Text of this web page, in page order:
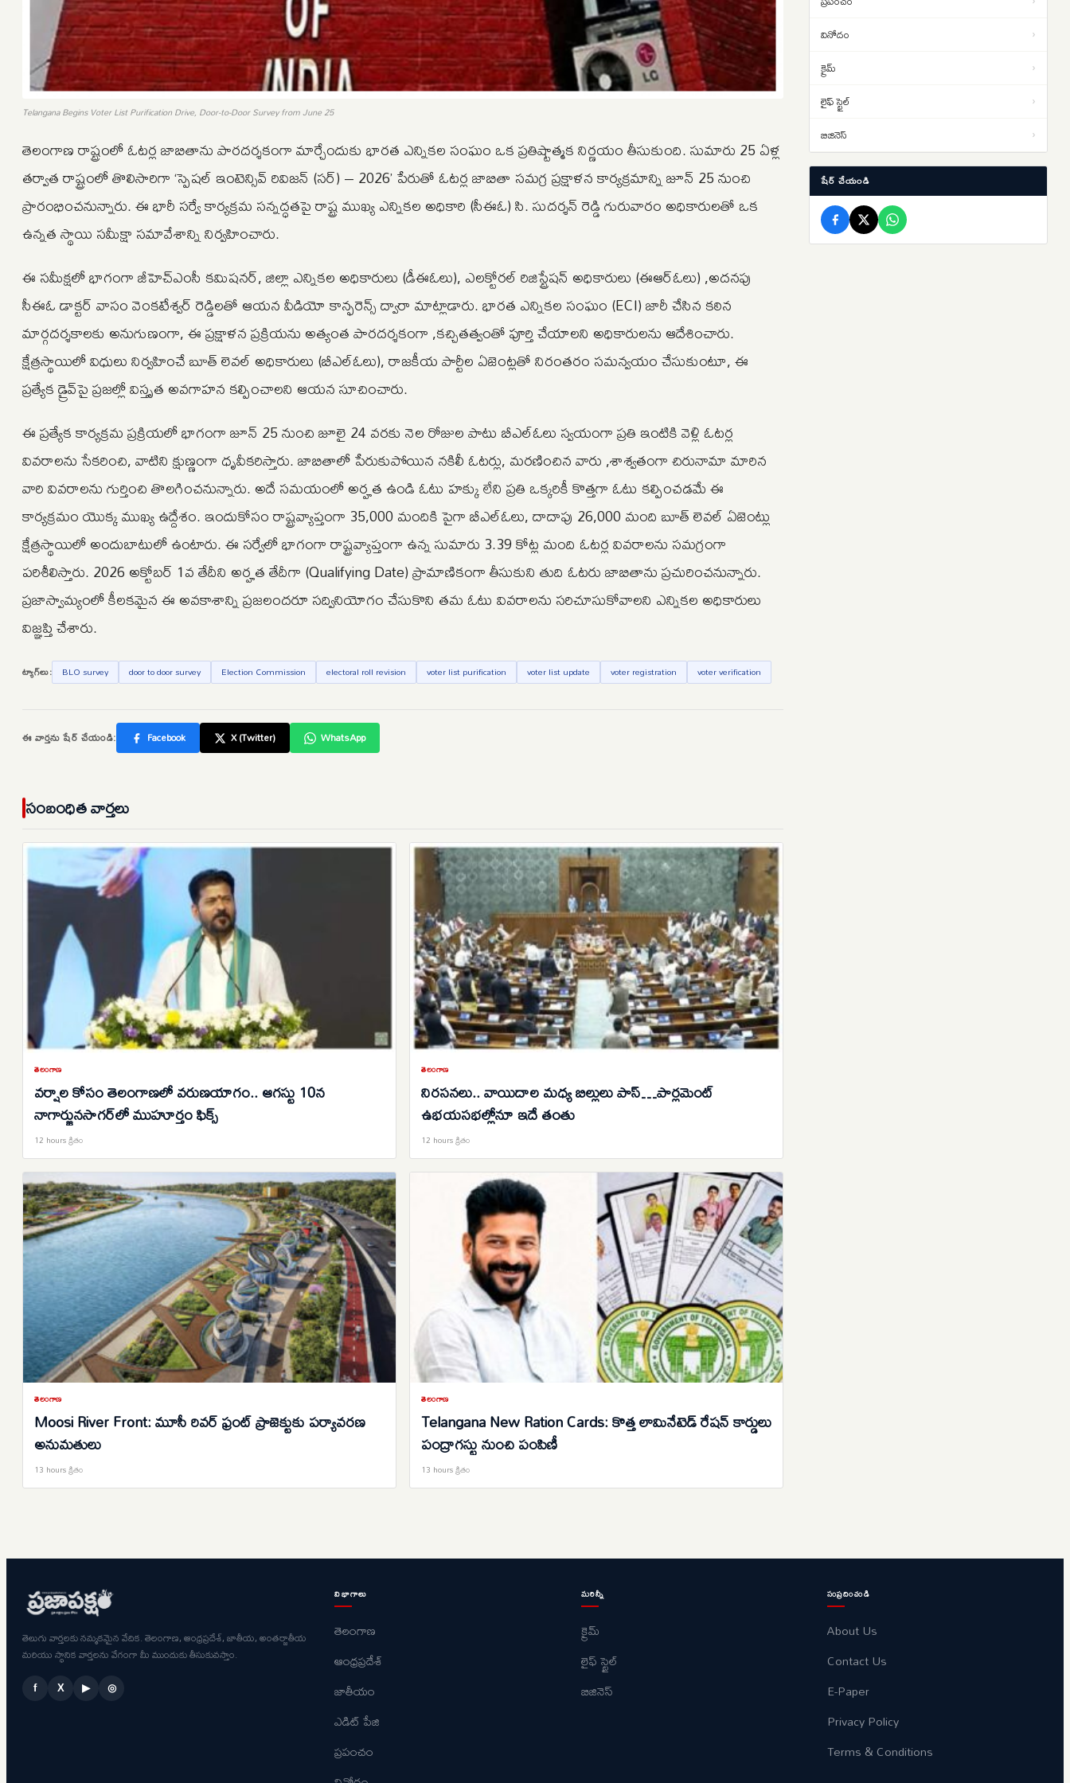
Telangana Begins Voter List Purification Drive, Door-to-Door Survey from June 25
తెలంగాణ రాష్ట్రంలో ఓటర్ల జాబితాను పారదర్శకంగా మార్చేందుకు భారత ఎన్నికల సంఘం ఒక ప్రతిష్టాత్మక నిర్ణయం తీసుకుంది. సుమారు 25 ఏళ్ల
తర్వాత రాష్ట్రంలో తొలిసారిగా ‘స్పెషల్ ఇంటెన్సివ్ రివిజన్ (సర్) – 2026’ పేరుతో ఓటర్ల జాబితా సమగ్ర ప్రక్షాళన కార్యక్రమాన్ని జూన్ 25 నుంచి
ప్రారంభించనున్నారు. ఈ భారీ సర్వే కార్యక్రమ సన్నద్ధతపై రాష్ట్ర ముఖ్య ఎన్నికల అధికారి (సీఈఓ) సి. సుదర్శన్ రెడ్డి గురువారం అధికారులతో ఒక
ఉన్నత స్థాయి సమీక్షా సమావేశాన్ని నిర్వహించారు.
ఈ సమీక్షలో భాగంగా జీహెచ్ఎంసీ కమిషనర్, జిల్లా ఎన్నికల అధికారులు (డీఈఓలు), ఎలక్టోరల్ రిజిస్ట్రేషన్ అధికారులు (ఈఆర్ఓలు) ,అదనపు
సీఈఓ డాక్టర్ వాసం వెంకటేశ్వర్ రెడ్డిలతో ఆయన వీడియో కాన్ఫరెన్స్ ద్వారా మాట్లాడారు. భారత ఎన్నికల సంఘం (ECI) జారీ చేసిన కఠిన
మార్గదర్శకాలకు అనుగుణంగా, ఈ ప్రక్షాళన ప్రక్రియను అత్యంత పారదర్శకంగా ,కచ్చితత్వంతో పూర్తి చేయాలని అధికారులను ఆదేశించారు.
క్షేత్రస్థాయిలో విధులు నిర్వహించే బూత్ లెవల్ అధికారులు (బీఎల్ఓలు), రాజకీయ పార్టీల ఏజెంట్లతో నిరంతరం సమన్వయం చేసుకుంటూ, ఈ
ప్రత్యేక డ్రైవ్‌పై ప్రజల్లో విస్తృత అవగాహన కల్పించాలని ఆయన సూచించారు.
ఈ ప్రత్యేక కార్యక్రమ ప్రక్రియలో భాగంగా జూన్ 25 నుంచి జూలై 24 వరకు నెల రోజుల పాటు బీఎల్ఓలు స్వయంగా ప్రతి ఇంటికి వెళ్లి ఓటర్ల
వివరాలను సేకరించి, వాటిని క్షుణ్ణంగా ధృవీకరిస్తారు. జాబితాలో పేరుకుపోయిన నకిలీ ఓటర్లు, మరణించిన వారు ,శాశ్వతంగా చిరునామా మారిన
వారి వివరాలను గుర్తించి తొలగించనున్నారు. అదే సమయంలో అర్హత ఉండి ఓటు హక్కు లేని ప్రతి ఒక్కరికీ కొత్తగా ఓటు కల్పించడమే ఈ
కార్యక్రమం యొక్క ముఖ్య ఉద్దేశం. ఇందుకోసం రాష్ట్రవ్యాప్తంగా 35,000 మందికి పైగా బీఎల్ఓలు, దాదాపు 26,000 మంది బూత్ లెవల్ ఏజెంట్లు
క్షేత్రస్థాయిలో అందుబాటులో ఉంటారు. ఈ సర్వేలో భాగంగా రాష్ట్రవ్యాప్తంగా ఉన్న సుమారు 3.39 కోట్ల మంది ఓటర్ల వివరాలను సమగ్రంగా
పరిశీలిస్తారు. 2026 అక్టోబర్ 1వ తేదీని అర్హత తేదీగా (Qualifying Date) ప్రామాణికంగా తీసుకుని తుది ఓటరు జాబితాను ప్రచురించనున్నారు.
ప్రజాస్వామ్యంలో కీలకమైన ఈ అవకాశాన్ని ప్రజలందరూ సద్వినియోగం చేసుకొని తమ ఓటు వివరాలను సరిచూసుకోవాలని ఎన్నికల అధికారులు
విజ్ఞప్తి చేశారు.
ట్యాగ్‌లు: BLO survey door to door survey Election Commission electoral roll revision voter list purification voter list update voter registration voter verification
ఈ వార్తను షేర్ చేయండి: Facebook X (Twitter) WhatsApp
సంబంధిత వార్తలు
తెలంగాణ
వర్షాల కోసం తెలంగాణలో వరుణయాగం.. ఆగస్టు 10న
నాగార్జునసాగర్‌లో ముహూర్తం ఫిక్స్
12 hours క్రితం
తెలంగాణ
నిరసనలు.. వాయిదాల మధ్య బిల్లులు పాస్…పార్లమెంట్
ఉభయసభల్లోనూ ఇదే తంతు
12 hours క్రితం
తెలంగాణ
Moosi River Front: మూసీ రివర్ ఫ్రంట్ ప్రాజెక్టుకు పర్యావరణ
అనుమతులు
13 hours క్రితం
తెలంగాణ
Telangana New Ration Cards: కొత్త లామినేటెడ్ రేషన్ కార్డులు
పంద్రాగస్టు నుంచి పంపిణీ
13 hours క్రితం
‘సుప్రీం’ నో
12:45తెహెల్కా పత్రిక మాజీ సంపాదకుడికి
10ఏళ్ల కఠిన కారాగార శిక్ష… బాంబే
హైకోర్టు తీర్పు
వినోదం ›
క్రైమ్ ›
లైఫ్ స్టైల్ ›
బిజినెస్ ›
షేర్ చేయండి
తెలుగు వార్తలకు నమ్మకమైన వేదిక. తెలంగాణ, ఆంధ్రప్రదేశ్, జాతీయ, అంతర్జాతీయ
మరియు స్థానిక వార్తలను వేగంగా మీ ముందుకు తీసుకువస్తాం.
f X ▶ ◎
విభాగాలు
తెలంగాణ
ఆంధ్రప్రదేశ్
జాతీయం
ఎడిట్ పేజి
ప్రపంచం
మరిన్నీ
క్రైమ్
లైఫ్ స్టైల్
బిజినెస్
సంప్రదించండి
About Us
Contact Us
E-Paper
Privacy Policy
Terms & Conditions